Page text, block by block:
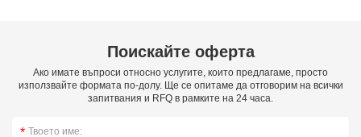
Поискайте оферта
Ако имате въпроси относно услугите, които предлагаме, просто
използвайте формата по-долу. Ще се опитаме да отговорим на всички
запитвания и RFQ в рамките на 24 часа.